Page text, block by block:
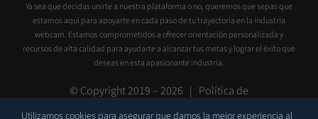
Ya sea que decidas unirte a nuestra plataforma o no, queremos que sepas que
estamos aquí para apoyarte en cada paso de tu trayectoria en la industria
webcam. Estamos comprometidos a ofrecer orientación personalizada y
recursos de alta calidad para ayudarte a alcanzar tus metas y lograr el éxito que
deseas en esta apasionante industria.
© Copyright 2019 –2026 | Política de
privacidad
Contacto Soporte
Utilizamos cookies para asegurar que damos la mejor experiencia al